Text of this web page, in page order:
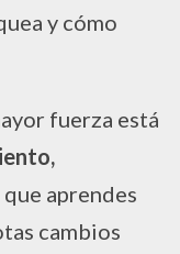
y cómo
fuerza está
aprendes
cambios